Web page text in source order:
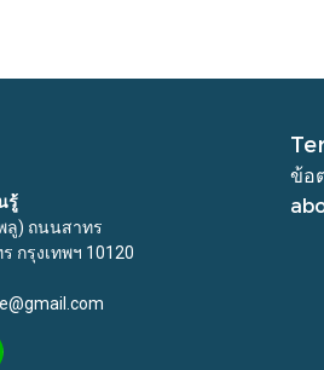
รู้
ลู) ถนนสาทร
กรุงเทพฯ 10120
ข้อ